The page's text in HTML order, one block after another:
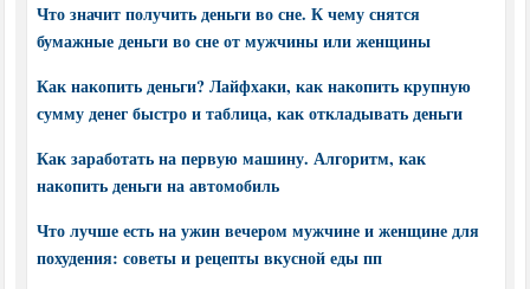
Что значит получить деньги во сне. К чему снятся
бумажные деньги во сне от мужчины или женщины
Как накопить деньги? Лайфхаки, как накопить крупную
сумму денег быстро и таблица, как откладывать деньги
Как заработать на первую машину. Алгоритм, как
накопить деньги на автомобиль
Что лучше есть на ужин вечером мужчине и женщине для
похудения: советы и рецепты вкусной еды пп